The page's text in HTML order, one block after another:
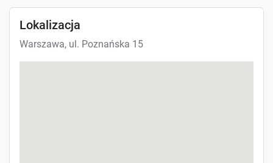
Lokalizacja
Warszawa, ul. Poznańska 15